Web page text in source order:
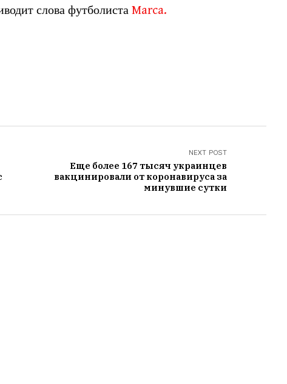
слова футболиста Marca.
NEXT POST
Еще более 167 тысяч украинцев
вакцинировали от коронавируса за
минувшие сутки